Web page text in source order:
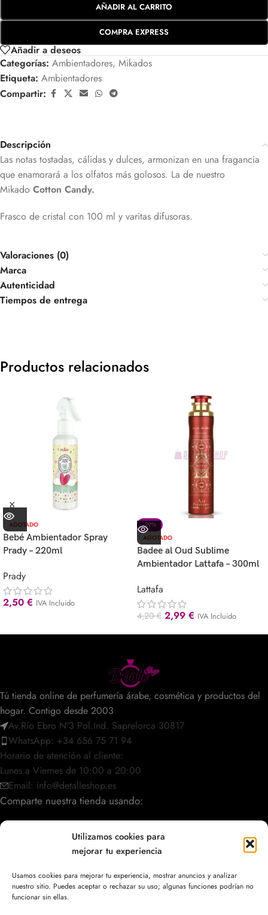
Utilizamos cookies para
mejorar tu experiencia
Usamos cookies para mejorar tu experiencia, mostrar anuncios y analizar
nuestro sitio. Puedes aceptar o rechazar su uso; algunas funciones podrían no
funcionar sin ellas.
AÑADIR AL CARRITO
COMPRA EXPRESS
Añadir a deseos
Categorías: Ambientadores, Mikados
Etiqueta: Ambientadores
Compartir:
Descripción
Las notas tostadas, cálidas y dulces, armonizan en una fragancia
que enamorará a los olfatos más golosos. La de nuestro
Mikado Cotton Candy.
Frasco de cristal con 100 ml y varitas difusoras.
Valoraciones (0)
Marca
Autenticidad
Tiempos de entrega
Productos relacionados
AGOTADO
Bebé Ambientador Spray
Prady – 220ml
Prady
2,50 € IVA Incluido
-29%
AGOTADO
Badee al Oud Sublime
Ambientador Lattafa – 300ml
Lattafa
4,20€ 2,99 € IVA Incluido
Tú tienda online de perfumería árabe, cosmética y productos del
hogar. Contigo desde 2003
Av.Río Ebro Nº3 Pol.Ind. Saprelorca 30817
WhatsApp: +34 656 75 71 94
Horario de atención al cliente:
Lunes a Viernes de 10:00 a 20:00
Email: info@detalleshop.es
Comparte nuestra tienda usando:
POLÍTICAS / INFORMACIÓN
ACCESO RÁPIDO